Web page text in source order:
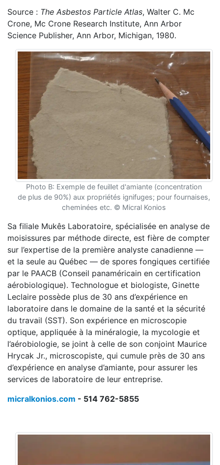
Source : The Asbestos Particle Atlas, Walter C. Mc
Crone, Mc Crone Research Institute, Ann Arbor
Science Publisher, Ann Arbor, Michigan, 1980.
Photo B: Exemple de feuillet d'amiante (concentration
de plus de 90%) aux propriétés ignifuges; pour fournaises,
cheminées etc. © Micral Konios
Sa filiale Mukês Laboratoire, spécialisée en analyse de
moisissures par méthode directe, est fière de compter
sur l’expertise de la première analyste canadienne —
et la seule au Québec — de spores fongiques certifiée
par le PAACB (Conseil panaméricain en certification
aérobiologique). Technologue et biologiste, Ginette
Leclaire possède plus de 30 ans d’expérience en
laboratoire dans le domaine de la santé et la sécurité
du travail (SST). Son expérience en microscopie
optique, appliquée à la minéralogie, la mycologie et
l’aérobiologie, se joint à celle de son conjoint Maurice
Hrycak Jr., microscopiste, qui cumule près de 30 ans
d’expérience en analyse d’amiante, pour assurer les
services de laboratoire de leur entreprise.
micralkonios.com - 514 762-5855